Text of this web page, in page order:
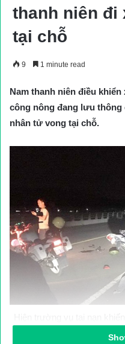
thanh niên đi
tại chỗ
9 1 minute read
Nam thanh niên điều
công nông đang lưu thông
nhân tử vong tại chỗ.